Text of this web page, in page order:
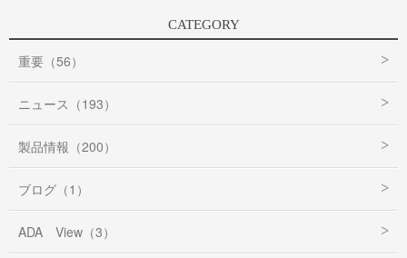
CATEGORY
重要（56）
ニュース（193）
製品情報（200）
ブログ（1）
ADA View（3）